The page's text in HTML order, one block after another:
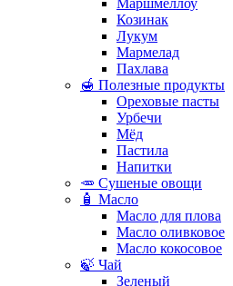
Маршмеллоу
Козинак
Лукум
Мармелад
Пахлава
🍯 Полезные продукты
Ореховые пасты
Урбечи
Мёд
Пастила
Напитки
🥕 Сушеные овощи
🧴 Масло
Масло для плова
Масло оливковое
Масло кокосовое
🍃 Чай
Зеленый